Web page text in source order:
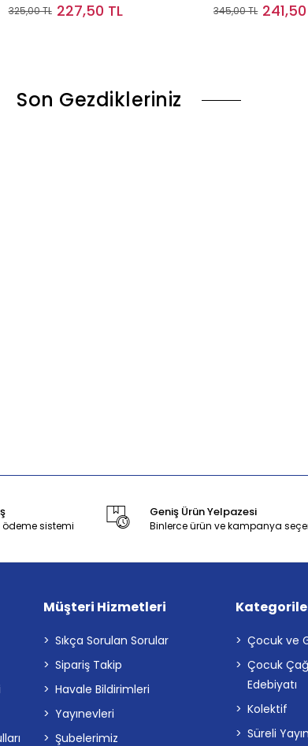
325,00 TL 227,50 TL 345,00 TL
Son Gezdikleriniz
ödeme sistemi
Geniş Ürün Yelpazesi
Binlerce ürün ve kampanya
Müşteri Hizmetleri
Sıkça Sorulan Sorular
Sipariş Takip
Havale Bildirimleri
Yayınevleri
Şubelerimiz
Çocuk ve
Çocuk
Edebiyatı
Kolektif
Süreli